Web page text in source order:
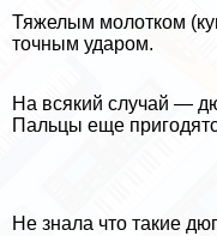
Тяжелым молотком
точным ударом.
На всякий случай —
Пальцы еще
Не знала что такие